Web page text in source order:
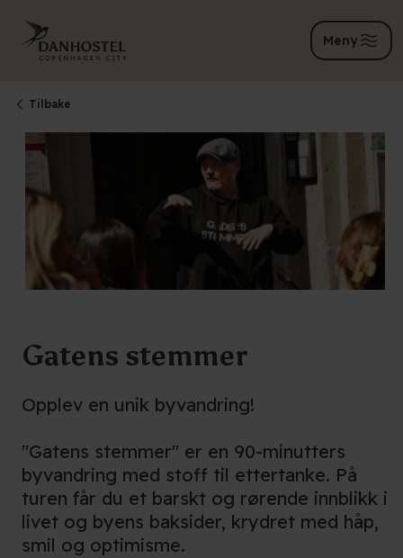
Meny
Tilbake
Gatens stemmer
Opplev en unik byvandring!
"Gatens stemmer" er en 90-minutters
byvandring med stoff til ettertanke. På
turen får du et barskt og rørende innblikk i
livet og byens baksider, krydret med håp,
smil og optimisme.